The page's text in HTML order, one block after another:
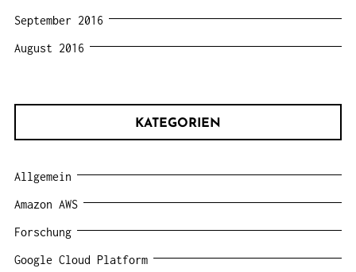
September 2016
August 2016
KATEGORIEN
Allgemein
Amazon AWS
Forschung
Google Cloud Platform